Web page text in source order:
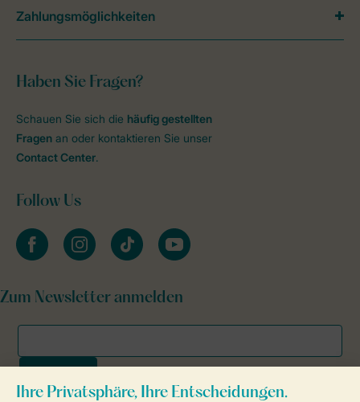
Haben Sie Fragen?
Schauen Sie sich die häufig gestellten
Fragen an oder kontaktieren Sie unser
Contact Center.
Follow Us
facebookinstagramtiktok youtube
Zum Newsletter anmelden
Zahlungsmöglichkeiten